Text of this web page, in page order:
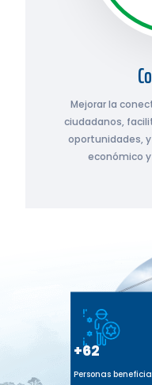
Mejorar la
ciudadanos,
oportunidades,
económico
+62
Personas